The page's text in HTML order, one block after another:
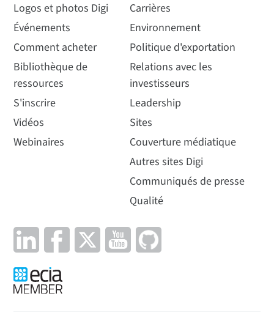
Logos et photos Digi
Événements
Comment acheter
Bibliothèque de
ressources
S'inscrire
Vidéos
Webinaires
Carrières
Environnement
Politique d'exportation
Relations avec les
investisseurs
Leadership
Sites
Couverture médiatique
Autres sites Digi
Communiqués de presse
Qualité